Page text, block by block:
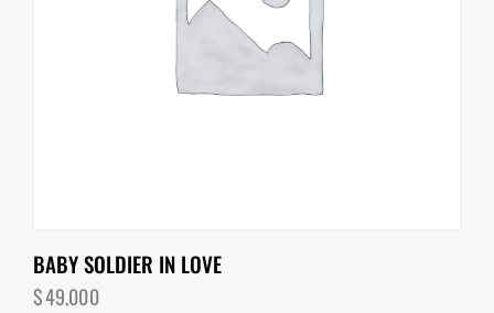
BABY SOLDIER IN LOVE
$49,000